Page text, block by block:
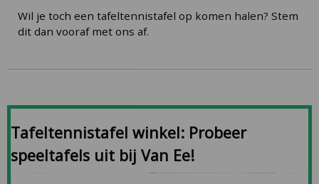
Wil je toch een tafeltennistafel op komen halen? Stem
dit dan vooraf met ons af.
Tafeltennistafel winkel: Probeer
speeltafels uit bij Van Ee!